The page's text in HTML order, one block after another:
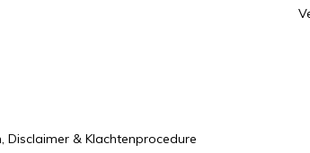
& Klachtenprocedure